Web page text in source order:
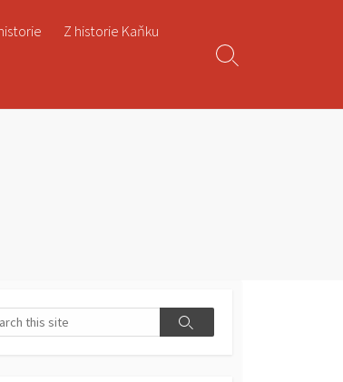
Z historie Kaňku
Search
Search